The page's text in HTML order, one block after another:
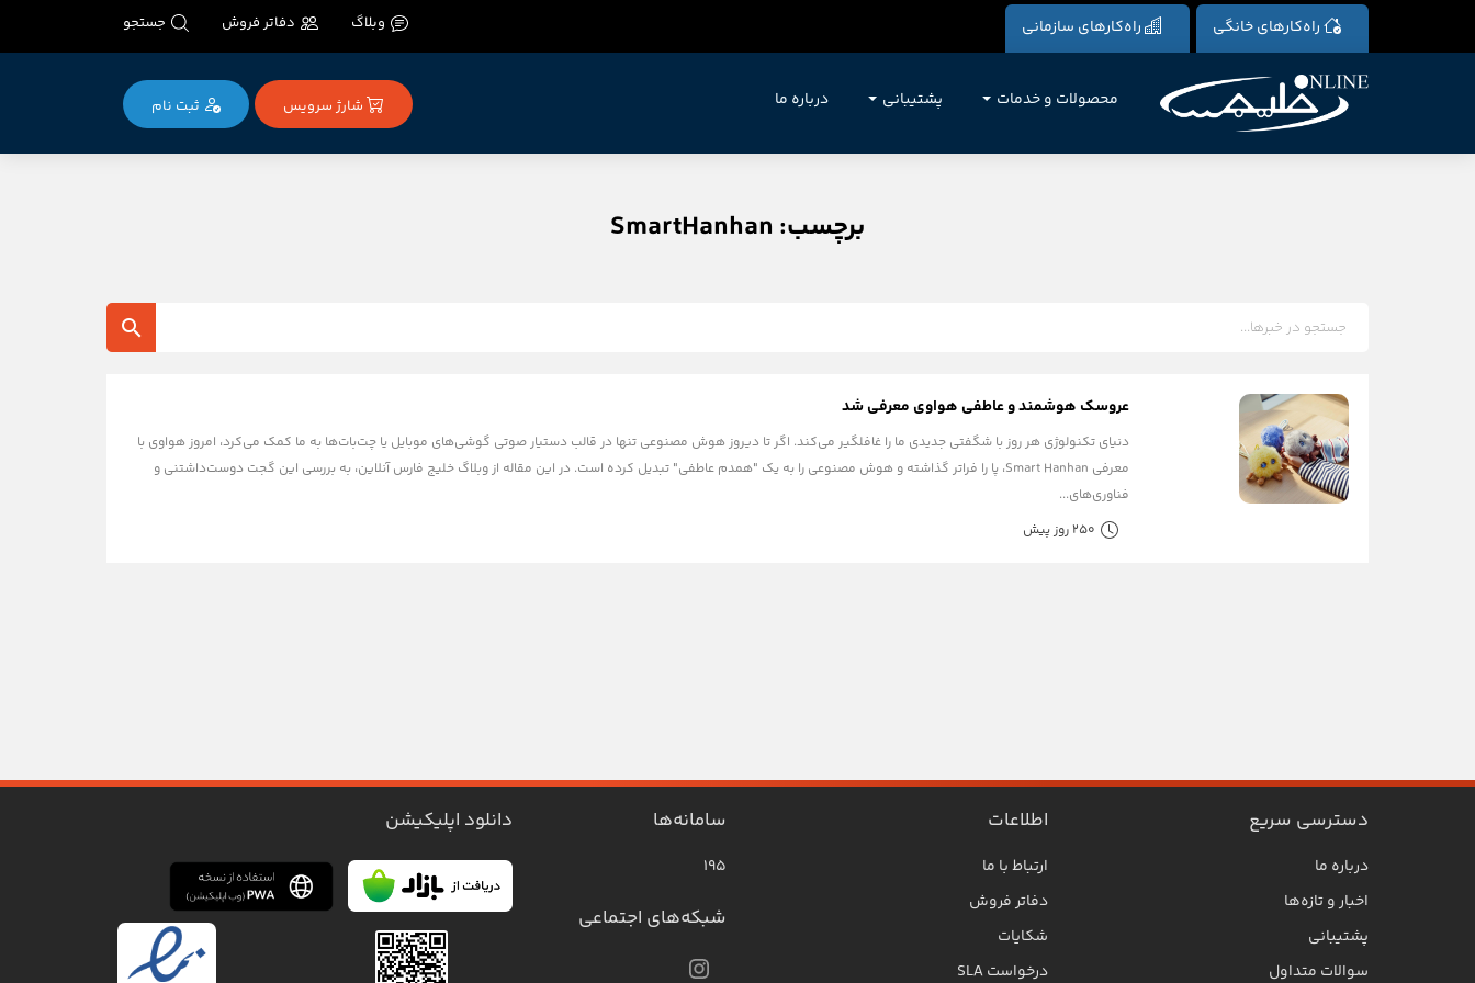
راه‌کارهای خانگی راه‌کارهای سازمانی وبلاگ دفاتر فروش جستجو
محصولات و خدمات پشتیبانی درباره ما شارژ سرویس ثبت‌ نام
برچسب: SmartHanhan
عروسک هوشمند و عاطفی هواوی معرفی شد
دنیای تکنولوژی هر روز با شگفتی جدیدی ما را غافلگیر می‌کند. اگر تا دیروز هوش مصنوعی تنها در قالب دستیار صوتی گوشی‌های موبایل یا چت‌بات‌ها به ما کمک می‌کرد، امروز هواوی با
معرفی Smart Hanhan، پا را فراتر گذاشته و هوش مصنوعی را به یک "همدم عاطفی" تبدیل کرده است. در این مقاله از وبلاگ خلیج فارس آنلاین، به بررسی این گجت دوست‌داشتنی و
فناوری‌های...
250 روز پیش
دسترسی سریع
درباره ما
اخبار و تازه‌ها
پشتیبانی
سوالات متداول
اطلاعات
ارتباط با ما
دفاتر فروش
شکایات
درخواست SLA
سامانه‌ها
۱۹۵
شبکه‌های اجتماعی
دانلود اپلیکیشن